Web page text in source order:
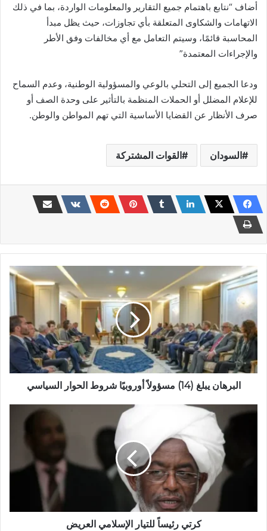
أضاف “نتابع باهتمام جميع التقارير والمعلومات الواردة، بما في ذلك
الاتهامات والشكاوى المتعلقة بأي تجاوزات، حيث يظل مبدأ
المحاسبة قائمًا، وسيتم التعامل مع أي مخالفات وفق الأطر
والإجراءات المعتمدة”
ودعا الجميع إلى التحلي بالوعي والمسؤولية الوطنية، وعدم السماح
للإعلام المضلل أو الحملات المنظمة بالتأثير على وحدة الصف أو
صرف الأنظار عن القضايا الأساسية التي تهم المواطن والوطن.
السودان القوات المشتركة
البرهان
يبلغ
مسؤولاً
أوروبيًا
شروط
الحوار
السياسي
البرهان يبلغ (14) مسؤولاً أوروبيًا شروط الحوار السياسي
كرتي
كرتي رئيساً للتيار الإسلامي العريض